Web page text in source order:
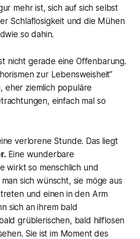
mehr ist, sich auf sich selbst
Schlaflosigkeit und die Mühen
so dahin.
nicht gerade eine Offenbarung.
zur Lebensweisheit“
eher ziemlich populäre
einfach mal so
verlorene Stunde. Das liegt
Eine wunderbare
wirkt so menschlich und
sich wünscht, sie möge aus
und einen in den Arm
sich an ihrem bald
grüblerischen, bald hilflosen
Sie ist im Moment des